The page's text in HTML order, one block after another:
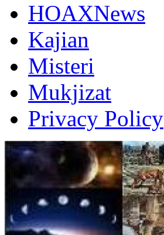
HOAXNews
Kajian
Misteri
Mukjizat
Privacy Policy